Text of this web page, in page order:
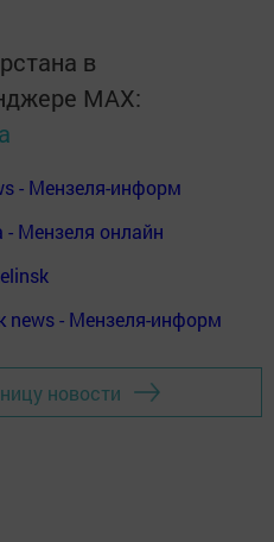
в
MАХ:
- Мензеля-информ
Мензеля онлайн
news - Мензеля-информ
новости